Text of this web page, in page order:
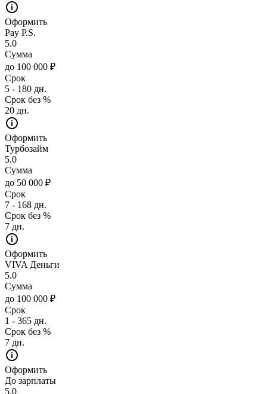
Оформить
Pay P.S.
5.0
Сумма
до 100 000 ₽
Срок
5 - 180 дн.
Срок без %
20 дн.
Оформить
Турбозайм
5.0
Сумма
до 50 000 ₽
Срок
7 - 168 дн.
Срок без %
7 дн.
Оформить
VIVA Деньги
5.0
Сумма
до 100 000 ₽
Срок
1 - 365 дн.
Срок без %
7 дн.
Оформить
До зарплаты
5.0